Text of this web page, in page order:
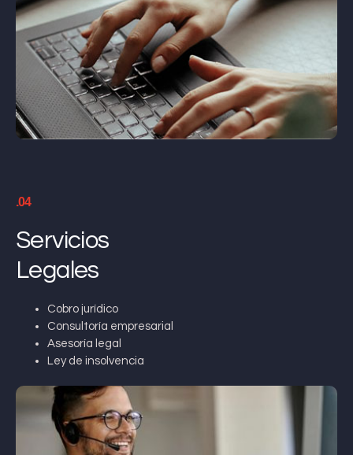
.04
Servicios
Legales
Cobro jurídico
Consultoría empresarial
Asesoría legal
Ley de insolvencia